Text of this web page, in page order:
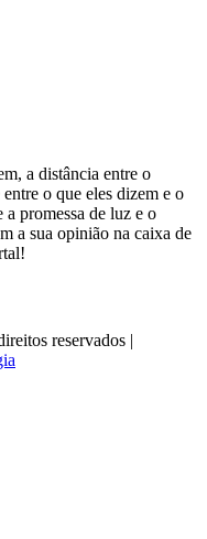
a distância entre o
o que eles dizem e o
a promessa de luz e o
a sua opinião na caixa de
reservados |